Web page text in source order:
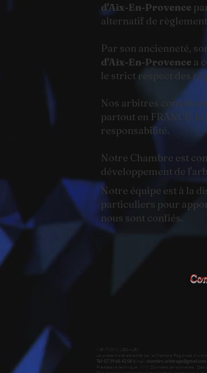
d'Aix-En-Provence
alternatif de
Par son ancienneté,
d'Aix-En-Provence a
le strict respect des
Nos arbitres
partout en FRANCE,
responsabilité.
Notre Chambre est
développement de
Notre équipe est à la
particuliers pour
nous sont confiés.
MENTIONS LÉGALES
Le présent site est édité par la Chambre Régionale
Tél: 07.59.66.42.08 E-mail: chambre.arbitrage@gmail.com
Prestataire technique : WIX ​ Données personnelles. Des